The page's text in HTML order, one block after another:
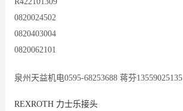
0820024502
0820403004
0820062101
泉州天益机电0595-68253688 蒋芬13559025135
REXROTH 力士乐接头